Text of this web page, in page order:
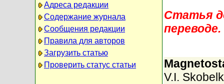
Адреса редакции
Содержание журнала
Сообщения редакции
Правила для авторов
Загрузить статью
Проверить статус статьи
Статья
переводе.
V.I.